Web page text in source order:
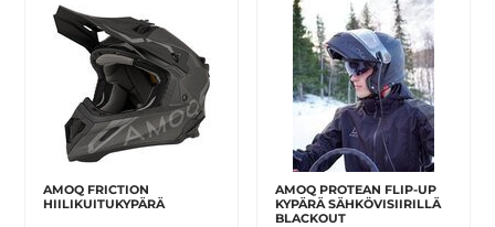
AMOQ FRICTION
HIILIKUITUKYPÄRÄ
AMOQ PROTEAN FLIP-UP
KYPÄRÄ SÄHKÖVISIIRILLÄ
BLACKOUT